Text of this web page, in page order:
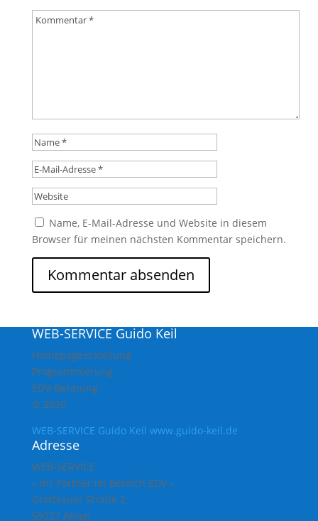
Name, E-Mail-Adresse und Website in diesem
Browser für meinen nächsten Kommentar speichern.
WEB-SERVICE Guido Keil
Homepageerstellung
Programmierung
EDV-Beratung
© 2020
WEB-SERVICE Guido Keil www.guido-keil.de
Adresse
WEB-SERVICE
– Ihr Partner im Bereich EDV –
Grottkauer Straße 2
59227 Ahlen